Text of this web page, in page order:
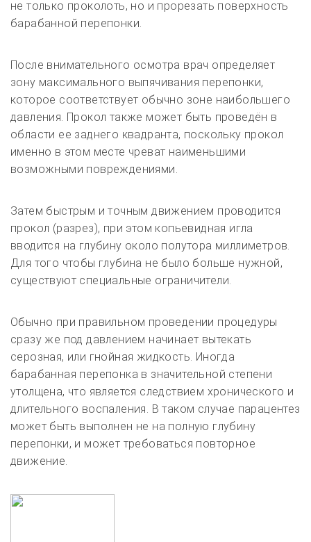
не только проколоть, но и прорезать поверхность
барабанной перепонки.
После внимательного осмотра врач определяет
зону максимального выпячивания перепонки,
которое соответствует обычно зоне наибольшего
давления. Прокол также может быть проведён в
области ее заднего квадранта, поскольку прокол
именно в этом месте чреват наименьшими
возможными повреждениями.
Затем быстрым и точным движением проводится
прокол (разрез), при этом копьевидная игла
вводится на глубину около полутора миллиметров.
Для того чтобы глубина не было больше нужной,
существуют специальные ограничители.
Обычно при правильном проведении процедуры
сразу же под давлением начинает вытекать
серозная, или гнойная жидкость. Иногда
барабанная перепонка в значительной степени
утолщена, что является следствием хронического и
длительного воспаления. В таком случае парацентез
может быть выполнен не на полную глубину
перепонки, и может требоваться повторное
движение.